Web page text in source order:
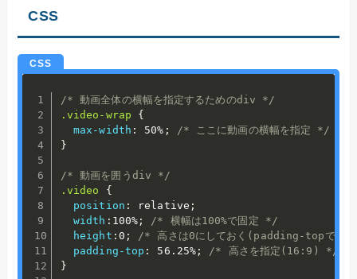
CSS
/* 動画全体の横幅を指定するためのdiv */
.video-wrap
{
max-width : 50% ;
/* ここに動画の横幅を指定 */
}
/* 動画を囲うdiv */
.video
{
position : relative ;
width : 100% ;
/* 横幅は100%で固定 */
height : 0 ;
/* 高さは0にしておく(padding-topで高
padding-top : 56.25% ;
/* 高さを指定(16:9) */
}